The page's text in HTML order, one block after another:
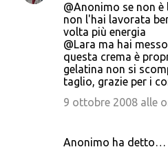
@Anonimo se non
non l'hai lavorata
volta più energia
@Lara ma hai
questa crema è
gelatina non si
taglio, grazie per i
9 ottobre 2008 alle
Anonimo ha detto…